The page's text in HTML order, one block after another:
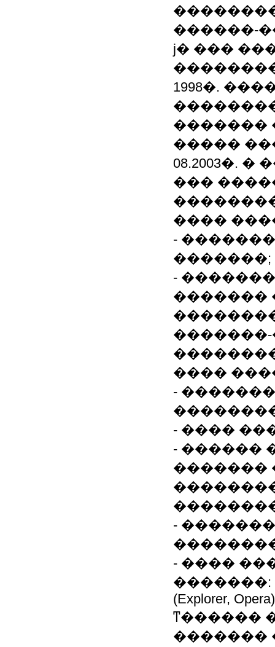
������-
ϳ� ���
1998�.
�������
�����
08.2003�.
���
����
-
�������;
-
�������
�������-
����
-
- ����
- ������
�������
-
- ����
�������: ��
(Explorer,
ͳ������
�������